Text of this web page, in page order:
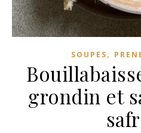
SOUPES,
grondin et